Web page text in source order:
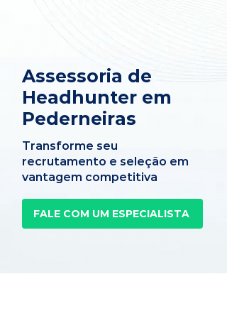
Assessoria de
Headhunter em
Pederneiras
Transforme seu
recrutamento e seleção em
vantagem competitiva
FALE COM UM ESPECIALISTA